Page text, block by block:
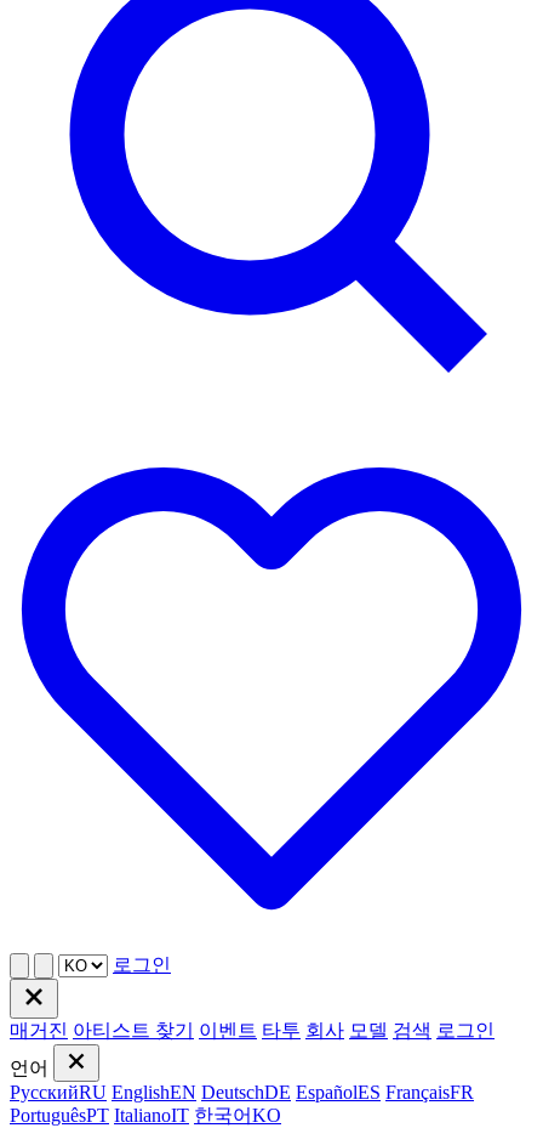
로그인
매거진 아티스트 찾기 이벤트 타투 회사 모델 검색 로그인
언어
РусскийRU EnglishEN DeutschDE EspañolES FrançaisFR
PortuguêsPT ItalianoIT 한국어KO